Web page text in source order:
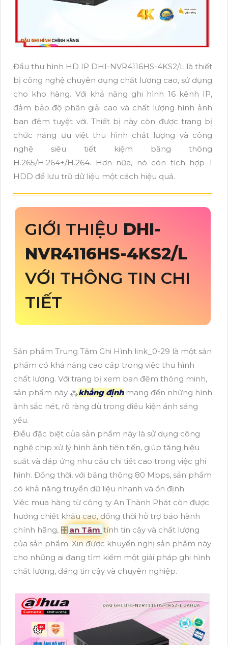
Đầu thu hình HD IP DHI-NVR4116HS-4KS2/L là thiết
bị công nghệ chuyên dụng chất lượng cao, sử dụng
cho kho hàng. Với khả năng ghi hình 16 kênh IP,
đảm bảo độ phân giải cao và chất lượng hình ảnh
ban đêm tuyệt vời. Thiết bị này còn được trang bị
chức năng ưu việt thu hình chất lượng và công
nghệ siêu tiết kiệm băng thông
H.265/H.264+/H.264. Hơn nữa, nó còn tích hợp 1
HDD để lưu trữ dữ liệu một cách hiệu quả.
GIỚI THIỆU DHI-
NVR4116HS-4KS2/L
VỚI THÔNG TIN CHI
TIẾT
Sản phẩm Trung Tâm Ghi Hình link_0-29 là một sản
phẩm có khả năng cao cấp trong việc thu hình
chất lượng. Với trang bị xem ban đêm thông minh,
sản phẩm này ⁂khẳng địnhmang đến những hình
ảnh sắc nét, rõ ràng dù trong điều kiện ánh sáng
yếu.
Điều đặc biệt của sản phẩm này là sử dụng công
nghệ chip xử lý hình ảnh tiên tiến, giúp tăng hiệu
suất và đáp ứng nhu cầu chi tiết cao trong việc ghi
hình. Đồng thời, với băng thông 80 Mbps, sản phẩm
có khả năng truyền dữ liệu nhanh và ổn định.
Việc mua hàng từ công ty An Thành Phát còn được
hưởng chiết khấu cao, đồng thời hỗ trợ bảo hành
chính hãng, 🎛an Tâm tính tin cậy và chất lượng
của sản phẩm. Xin được khuyến nghị sản phẩm này
cho những ai đang tìm kiếm một giải pháp ghi hình
chất lượng, đáng tin cậy và chuyên nghiệp.